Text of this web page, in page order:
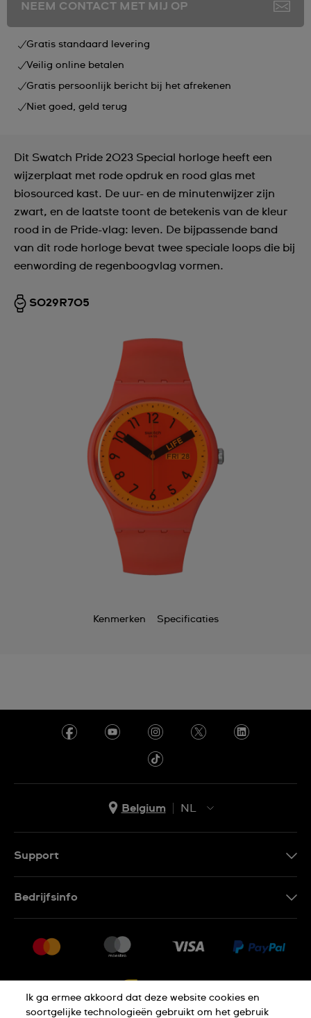
NEEM CONTACT MET MIJ OP
Gratis standaard levering
Veilig online betalen
Gratis persoonlijk bericht bij het afrekenen
Niet goed, geld terug
Dit Swatch Pride 2023 Special horloge heeft een
wijzerplaat met rode opdruk en rood glas met
biosourced kast. De uur- en de minutenwijzer zijn
zwart, en de laatste toont de betekenis van de kleur
rood in de Pride-vlag: leven. De bijpassende band
van dit rode horloge bevat twee speciale loops die bij
eenwording de regenboogvlag vormen.
SO29R705
Kenmerken Specificaties
Belgium
NL
Support
Retournering
Verkoopvoorwaarden
Annulering van de overeenkomst
Bedrijfsinfo
Vacatures
Ik ga ermee akkoord dat deze website cookies en
soortgelijke technologieën gebruikt om het gebruik